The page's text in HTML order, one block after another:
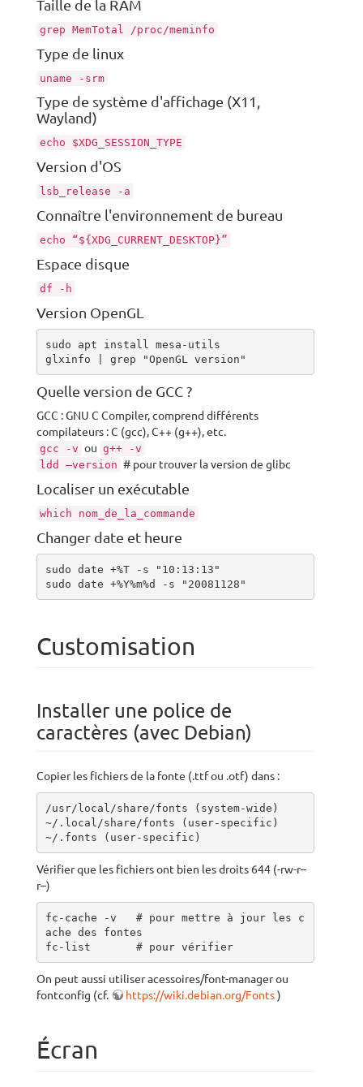
Taille de la RAM
grep MemTotal /proc/meminfo
Type de linux
uname -srm
Type de système d'affichage (X11,
Wayland)
echo $XDG_SESSION_TYPE
Version d'OS
lsb_release -a
Connaître l'environnement de bureau
echo “${XDG_CURRENT_DESKTOP}”
Espace disque
df -h
Version OpenGL
sudo apt install mesa-utils
glxinfo | grep "OpenGL version"
Quelle version de GCC ?
GCC : GNU C Compiler, comprend différents
compilateurs : C (gcc), C++ (g++), etc.
gcc -v ou g++ -v
ldd –version # pour trouver la version de glibc
Localiser un exécutable
which nom_de_la_commande
Changer date et heure
sudo date +%T -s "10:13:13"
sudo date +%Y%m%d -s "20081128"
Customisation
Installer une police de
caractères (avec Debian)
Copier les fichiers de la fonte (.ttf ou .otf) dans :
/usr/local/share/fonts (system-wide)
~/.local/share/fonts (user-specific)
~/.fonts (user-specific)
Vérifier que les fichiers ont bien les droits 644 (-rw-r–
r–)
fc-cache -v   # pour mettre à jour les c
ache des fontes
fc-list       # pour vérifier
On peut aussi utiliser acessoires/font-manager ou
fontconfig (cf.
https://wiki.debian.org/Fonts)
Écran